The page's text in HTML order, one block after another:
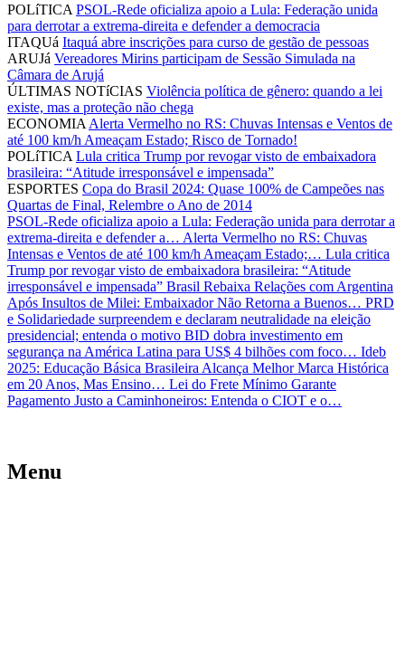
POLíTICA PSOL-Rede oficializa apoio a Lula: Federação unida
para derrotar a extrema-direita e defender a democracia
ITAQUá Itaquá abre inscrições para curso de gestão de pessoas
ARUJá Vereadores Mirins participam de Sessão Simulada na
Câmara de Arujá
ÚLTIMAS NOTíCIAS Violência política de gênero: quando a lei
existe, mas a proteção não chega
ECONOMIA Alerta Vermelho no RS: Chuvas Intensas e Ventos de
até 100 km/h Ameaçam Estado; Risco de Tornado!
POLíTICA Lula critica Trump por revogar visto de embaixadora
brasileira: “Atitude irresponsável e impensada”
ESPORTES Copa do Brasil 2024: Quase 100% de Campeões nas
Quartas de Final, Relembre o Ano de 2014
PSOL-Rede oficializa apoio a Lula: Federação unida para derrotar a
extrema-direita e defender a… Alerta Vermelho no RS: Chuvas
Intensas e Ventos de até 100 km/h Ameaçam Estado;… Lula critica
Trump por revogar visto de embaixadora brasileira: “Atitude
irresponsável e impensada” Brasil Rebaixa Relações com Argentina
Após Insultos de Milei: Embaixador Não Retorna a Buenos… PRD
e Solidariedade surpreendem e declaram neutralidade na eleição
presidencial; entenda o motivo BID dobra investimento em
segurança na América Latina para US$ 4 bilhões com foco… Ideb
2025: Educação Básica Brasileira Alcança Melhor Marca Histórica
em 20 Anos, Mas Ensino… Lei do Frete Mínimo Garante
Pagamento Justo a Caminhoneiros: Entenda o CIOT e o…
Menu